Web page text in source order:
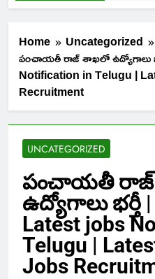
Home
Uncategorized
పంచాయతీ రాజ్ శాఖలో ఉద్యోగాలు
Notification in Telugu |
Recruitment
UNCATEGORIZED
పంచాయతీ
ఉద్యోగాలు భర్తీ |
Latest jobs
Telugu |
Jobs